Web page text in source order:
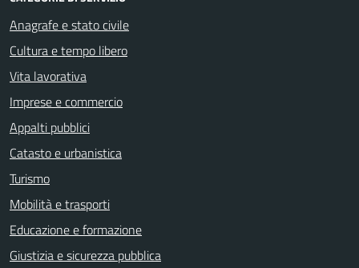
Anagrafe e stato civile
Cultura e tempo libero
Vita lavorativa
Imprese e commercio
Appalti pubblici
Catasto e urbanistica
Turismo
Mobilità e trasporti
Educazione e formazione
Giustizia e sicurezza pubblica